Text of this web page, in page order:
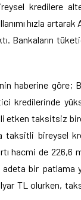
kredilere
hızla artarak
Bankaların
haberine göre;
kredilerinde
etken taksitsiz
taksitli birey­sel
hacmi de 226,6
adeta bir pat­lama
TL olurken,